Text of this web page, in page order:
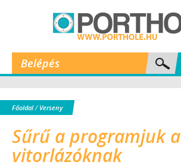
Belépés
Főoldal/ Verseny
Sűrű a programjuk a
vitorlázóknak